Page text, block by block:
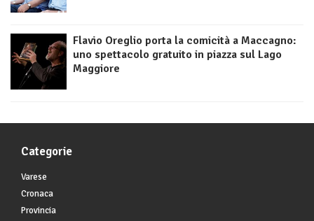
Flavio Oreglio porta la comicità a Maccagno:
uno spettacolo gratuito in piazza sul Lago
Maggiore
Categorie
Varese
Cronaca
Provincia